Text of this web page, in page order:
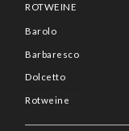
ROTWEINE
Barolo
Barbaresco
Dolcetto
Rotweine